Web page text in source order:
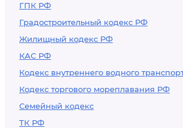
ГПК РФ
Градостроительный кодекс РФ
Жилищный кодекс РФ
КАС РФ
Кодекс внутреннего водного
Кодекс торгового мореплавания РФ
Семейный кодекс
ТК РФ